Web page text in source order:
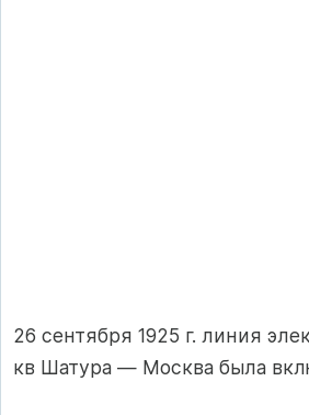
26 сентября 1925 г. линия
кв Шатура — Москва была